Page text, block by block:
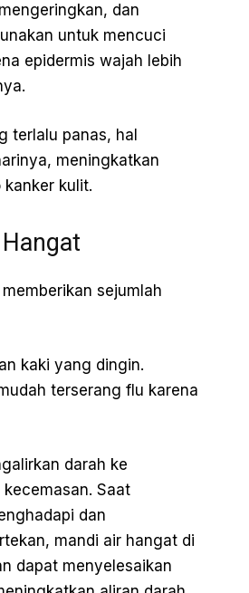
dan
untuk mencuci
epidermis wajah lebih
terlalu panas, hal
meningkatkan
kulit.
sejumlah
kaki yang dingin.
terserang flu karena
darah ke
Saat
dan
mandi air hangat di
dapat menyelesaikan